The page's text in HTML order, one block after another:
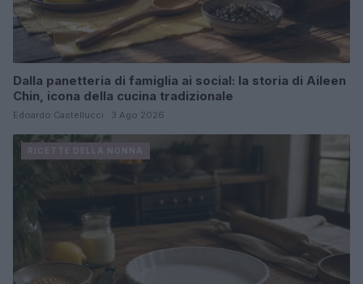
Dalla panetteria di famiglia ai social: la storia di Aileen
Chin, icona della cucina tradizionale
Edoardo Castellucci · 3 Ago 2026